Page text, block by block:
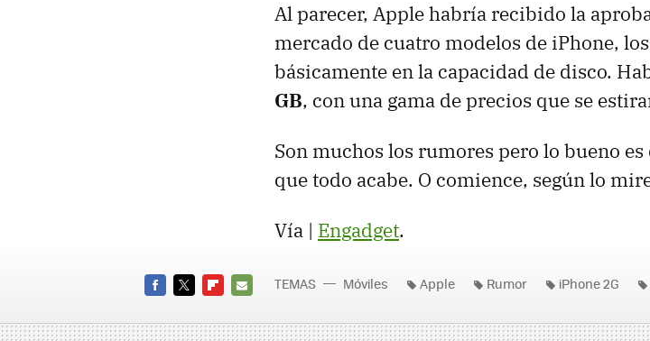
Al parecer, Apple habría recibido la
mercado de cuatro modelos de iPhone,
básicamente en la capacidad de disco.
GB, con una gama de precios que se
Son muchos los rumores pero lo bueno
que todo acabe. O comience, según lo
Vía | Engadget.
MAIL
TEMAS Móviles Apple Rumor iPhone 2G